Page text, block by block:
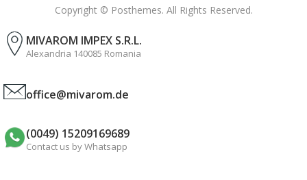
Copyright © Posthemes. All Rights Reserved.
MIVAROM IMPEX S.R.L.
Alexandria 140085 Romania
office@mivarom.de
(0049) 15209169689
Contact us by Whatsapp